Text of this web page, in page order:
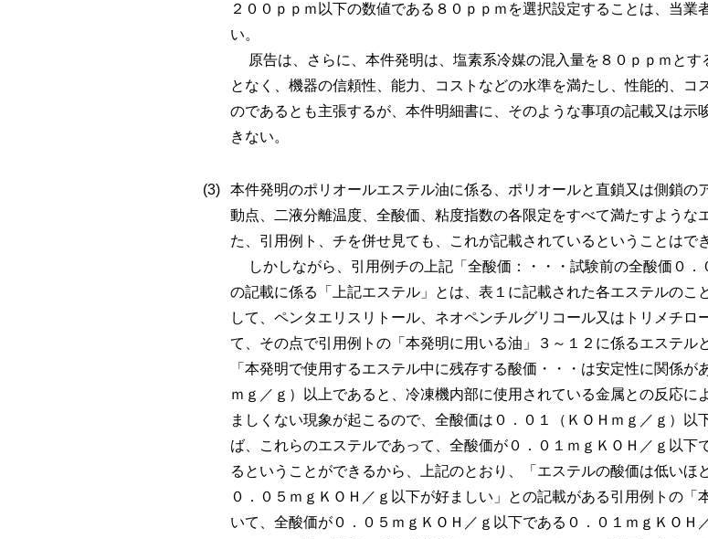
２００ｐｐｍ以下の数値である８０ｐｐｍを選択設定することは、当
い。
原告は、さらに、本件発明は、塩素系冷媒の混入量を８０ｐｐｍとす
となく、機器の信頼性、能力、コストなどの水準を満たし、性能的、コ
のであるとも主張するが、本件明細書に、そのような事項の記載又は
きない。
本件発明のポリオールエステル油に係る、ポリオールと直鎖又は側鎖
動点、二液分離温度、全酸価、粘度指数の各限定をすべて満たすような
た、引用例ト、チを併せ見ても、これが記載されているということはで
しかしながら、引用例チの上記「全酸価：・・・試験前の全酸価０．
の記載に係る「上記エステル」とは、表１に記載された各エステルのこ
して、ペンタエリスリトール、ネオペンチルグリコール又はトリメチ
て、その点で引用例トの「本発明に用いる油」３～１２に係るエステ
「本発明で使用するエステル中に残存する酸価・・・は安定性に関係
ｍｇ／ｇ）以上であると、冷凍機内部に使用されている金属との反応
ましくない現象が起こるので、全酸価は０．０１（ＫＯＨｍｇ／ｇ）
ば、これらのエステルであって、全酸価が０．０１ｍｇＫＯＨ／ｇ以下
るということができるから、上記のとおり、「エステルの酸価は低いほ
０．０５ｍｇＫＯＨ／ｇ以下が好ましい」との記載がある引用例トの
いて、全酸価が０．０５ｍｇＫＯＨ／ｇ以下である０．０１ｍｇＫＯＨ